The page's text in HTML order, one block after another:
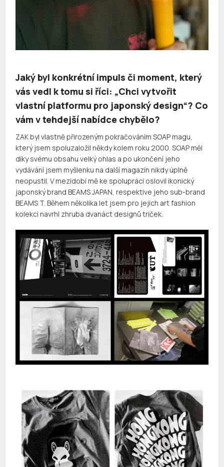
Jaký byl konkrétní impuls či moment, který
vás vedl k tomu si říci: „Chci vytvořit
vlastní platformu pro japonský design“? Co
vám v tehdejší nabídce chybělo?
ZAK byl vlastně přirozeným pokračováním SOAP magu,
který jsem spoluzaložil někdy kolem roku 2000. SOAP měl
díky svému obsahu velký ohlas a po ukončení jeho
vydávání jsem myšlenku na další magazín nikdy úplně
neopustil. V mezidobí mě ke spolupráci oslovil ikonický
japonský brand BEAMS JAPAN, respektive jeho sub-brand
BEAMS T. Během několika let jsem pro jejich art fashion
kolekci navrhl zhruba dvanáct designů triček.